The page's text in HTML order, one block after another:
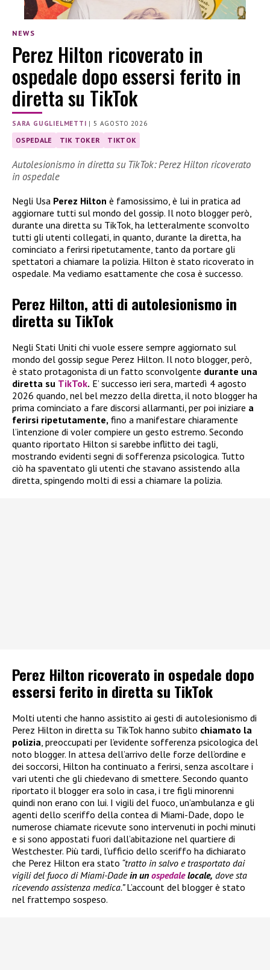
NEWS
Perez Hilton ricoverato in
ospedale dopo essersi ferito in
diretta su TikTok
SARA GUGLIELMETTI |5 AGOSTO 2026
OSPEDALE TIK TOKER TIKTOK
Autolesionismo in diretta su TikTok: Perez Hilton ricoverato
in ospedale
Negli Usa Perez Hilton è famosissimo, è lui in pratica ad
aggiornare tutti sul mondo del gossip. Il noto blogger però,
durante una diretta su TikTok, ha letteralmente sconvolto
tutti gli utenti collegati, in quanto, durante la diretta, ha
cominciato a ferirsi ripetutamente, tanto da portare gli
spettatori a chiamare la polizia. Hilton è stato ricoverato in
ospedale. Ma vediamo esattamente che cosa è successo.
Perez Hilton, atti di autolesionismo in
diretta su TikTok
Negli Stati Uniti chi vuole essere sempre aggiornato sul
mondo del gossip segue Perez Hilton. Il noto blogger, però,
è stato protagonista di un fatto sconvolgente durante una
diretta su TikTok. E’ successo ieri sera, martedì 4 agosto
2026 quando, nel bel mezzo della diretta, il noto blogger ha
prima cominciato a fare discorsi allarmanti, per poi iniziare a
ferirsi ripetutamente, fino a manifestare chiaramente
l’intenzione di voler compiere un gesto estremo. Secondo
quanto riportato Hilton si sarebbe inflitto dei tagli,
mostrando evidenti segni di sofferenza psicologica. Tutto
ciò ha spaventato gli utenti che stavano assistendo alla
diretta, spingendo molti di essi a chiamare la polizia.
Perez Hilton ricoverato in ospedale dopo
essersi ferito in diretta su TikTok
Molti utenti che hanno assistito ai gesti di autolesionismo di
Perez Hilton in diretta su TikTok hanno subito chiamato la
polizia , preoccupati per l’evidente sofferenza psicologica del
noto blogger. In attesa dell’arrivo delle forze dell’ordine e
dei soccorsi, Hilton ha continuato a ferirsi, senza ascoltare i
vari utenti che gli chiedevano di smettere. Secondo quanto
riportato il blogger era solo in casa, i tre figli minorenni
quindi non erano con lui. I vigili del fuoco, un’ambulanza e gli
agenti dello sceriffo della contea di Miami-Dade, dopo le
numerose chiamate ricevute sono intervenuti in pochi minuti
e si sono appostati fuori dall’abitazione nel quartiere di
Westchester. Più tardi, l’ufficio dello sceriffo ha dichiarato
che Perez Hilton era stato “tratto in salvo e trasportato dai
vigili del fuoco di Miami-Dadein un ospedalelocale, dove sta
ricevendo assistenza medica.”L’account del blogger è stato
nel frattempo sospeso.